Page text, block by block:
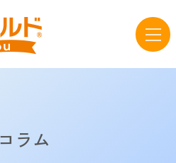
ラム